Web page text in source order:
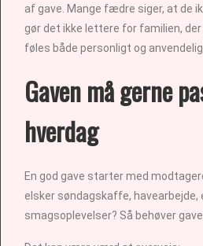
af gave. Mange fædre siger, at de
gør det ikke lettere for familien,
føles både personligt og
Gaven må gerne
hverdag
En god gave starter med
elsker søndagskaffe, havearbejde,
smagsoplevelser? Så behøver